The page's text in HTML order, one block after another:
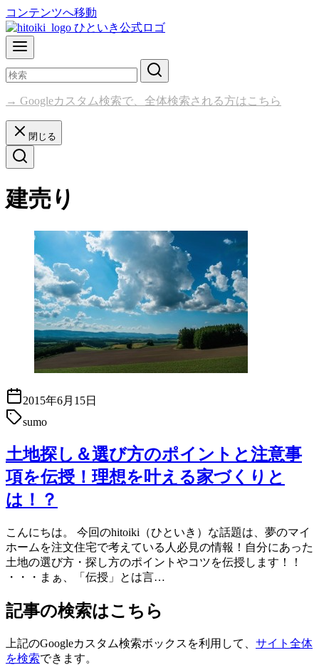
コンテンツへ移動
→ Googleカスタム検索で、全体検索される方はこちら
閉じる
建売り
2015年6月15日
sumo
土地探し＆選び方のポイントと注意事
項を伝授！理想を叶える家づくりと
は！？
こんにちは。 今回のhitoiki（ひといき）な話題は、夢のマイ
ホームを注文住宅で考えている人必見の情報！自分にあった
土地の選び方・探し方のポイントやコツを伝授します！！
・・・まぁ、「伝授」とは言…
記事の検索はこちら
上記のGoogleカスタム検索ボックスを利用して、 サイト全体
を検索できます。